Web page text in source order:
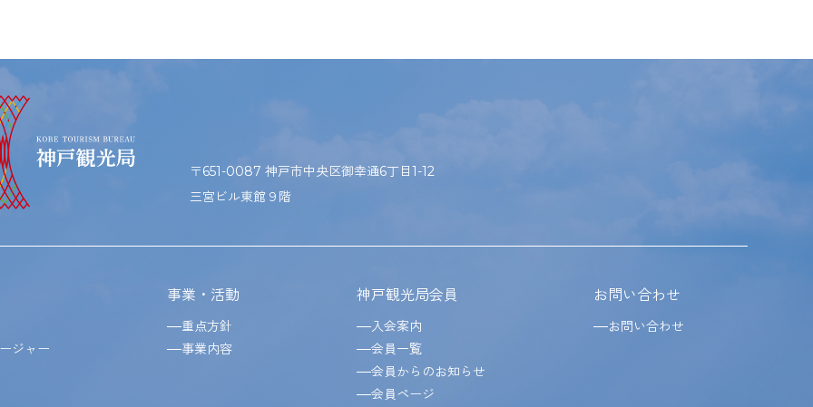
〒651-0087 神戸市中央区御幸通6丁目1-12
三宮ビル東館９階
ジャー
事業・活動
重点方針
事業内容
神戸観光局会員
入会案内
会員一覧
会員からのお知らせ
会員ページ
お問い合わせ
お問い合わせ